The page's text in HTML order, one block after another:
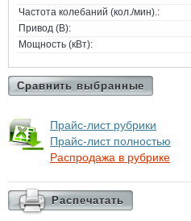
Частота колебаний (кол./мин).:
Привод (В):
Мощность (кВт):
Сравнить выбранные
Прайс-лист рубрики
Прайс-лист полностью
Распродажа в рубрике
Распечатать